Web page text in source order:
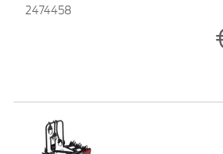
2474458